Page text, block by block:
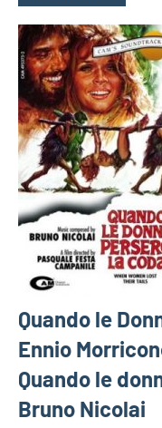
Quando le
Ennio
Quando le
Bruno Nicolai